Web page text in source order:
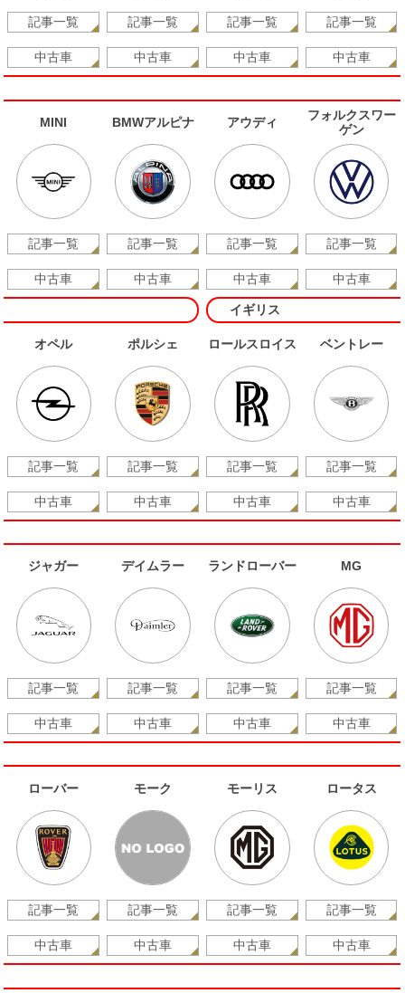
記事一覧
中古車
記事一覧
中古車
記事一覧
中古車
記事一覧
中古車
MINI
記事一覧
中古車
BMWアルピナ
記事一覧
中古車
アウディ
記事一覧
中古車
フォルクスワー
ゲン
記事一覧
中古車
オペル
記事一覧
中古車
ポルシェ
記事一覧
中古車
イギリス
ロールスロイス
記事一覧
中古車
ベントレー
記事一覧
中古車
ジャガー
記事一覧
中古車
デイムラー
記事一覧
中古車
ランドローバー
記事一覧
中古車
MG
記事一覧
中古車
ローバー
記事一覧
中古車
モーク
記事一覧
中古車
モーリス
記事一覧
中古車
ロータス
記事一覧
中古車